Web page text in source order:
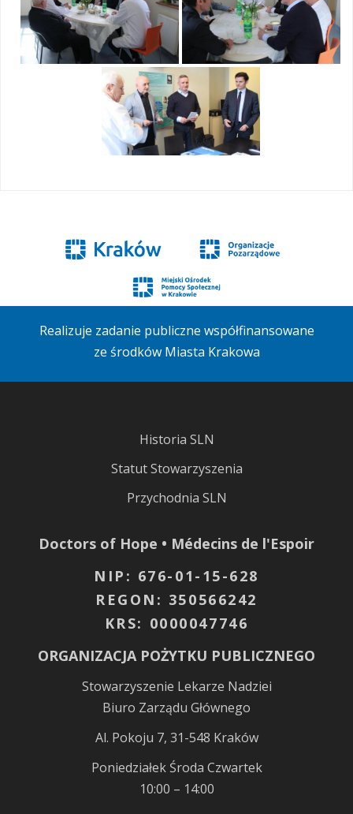
Realizuje zadanie publiczne współfinansowane
ze środków Miasta Krakowa
Historia SLN
Statut Stowarzyszenia
Przychodnia SLN
Doctors of Hope • Médecins de l'Espoir
NIP: 676-01-15-628
REGON: 350566242
KRS: 0000047746
ORGANIZACJA POŻYTKU PUBLICZNEGO
Stowarzyszenie Lekarze Nadziei
Biuro Zarządu Głównego
Al. Pokoju 7, 31-548 Kraków
Poniedziałek Środa Czwartek
10:00 – 14:00